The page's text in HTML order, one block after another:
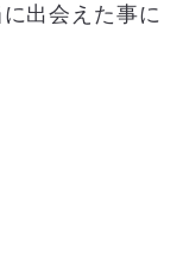
出会えた事に